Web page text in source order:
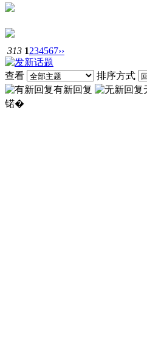
313 1234567››
查看 排序方式
有新回复
锘�